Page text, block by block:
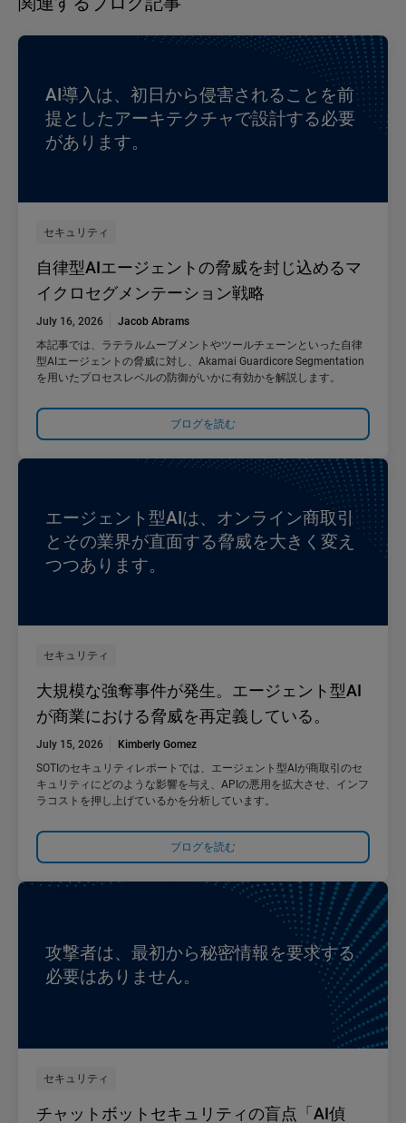
AI導入は、初日から侵害されることを前
提としたアーキテクチャで設計する必要
があります。
セキュリティ
自律型AIエージェントの脅威を封じ込めるマ
イクロセグメンテーション戦略
July 16, 2026
Jacob Abrams
本記事では、ラテラルムーブメントやツールチェーンといった自律
型AIエージェントの脅威に対し、Akamai Guardicore Segmentation
を用いたプロセスレベルの防御がいかに有効かを解説します。
ブログを読む
エージェント型AIは、オンライン商取引
とその業界が直面する脅威を大きく変え
つつあります。
セキュリティ
大規模な強奪事件が発生。エージェント型AI
が商業における脅威を再定義している。
July 15, 2026
Kimberly Gomez
SOTIのセキュリティレポートでは、エージェント型AIが商取引のセ
キュリティにどのような影響を与え、APIの悪用を拡大させ、インフ
ラコストを押し上げているかを分析しています。
ブログを読む
攻撃者は、最初から秘密情報を要求する
必要はありません。
セキュリティ
チャットボットセキュリティの盲点「AI偵